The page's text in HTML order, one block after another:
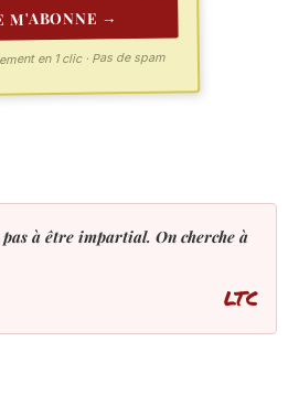
M'ABONNE →
en 1 clic · Pas de spam
pas à être impartial. On cherche à
LTC